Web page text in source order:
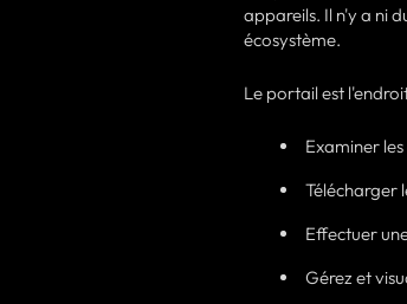
appareils. Il n'y a ni
écosystème.
Le portail est
Examiner
Télécharger
Effectuer
Gérez et